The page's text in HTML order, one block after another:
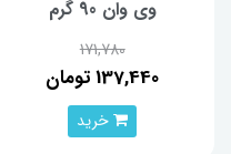
وی وان 90 گرم
171,780
137,440 تومان
خرید